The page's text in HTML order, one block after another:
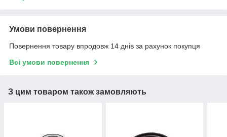
Умови повернення
Повернення товару впродовж 14 днів за рахунок покупця
Всі умови повернення
З цим товаром також замовляють